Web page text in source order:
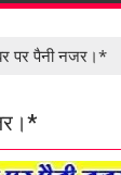
पर पैनी नजर।*